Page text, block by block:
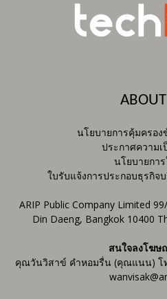
นโยบายการคุ้มครอ
ประกาศความ
นโยบายกา
ใบรับแจ้งการประกอบธุรกิจ
ARIP Public Company Limited
Din Daeng, Bangkok 10400
สนใจลงโฆษ
คุณวันวิสาข์ คำหอมรื่น (คุณแนน) โท